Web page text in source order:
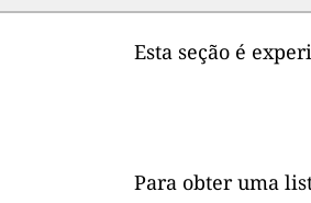
Esta seção é
Para obter uma